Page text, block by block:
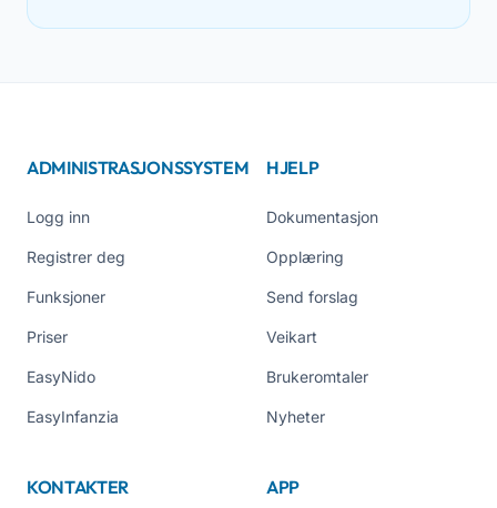
ADMINISTRASJONSSYSTEM
Logg inn
Registrer deg
Funksjoner
Priser
EasyNido
EasyInfanzia
HJELP
Dokumentasjon
Opplæring
Send forslag
Veikart
Brukeromtaler
Nyheter
KONTAKTER APP